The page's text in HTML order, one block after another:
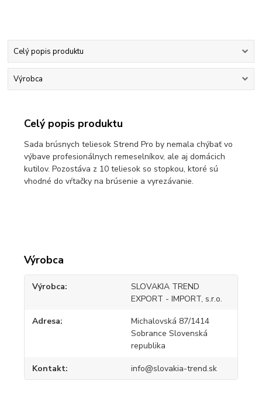
Celý popis produktu
Výrobca
Celý popis produktu
Sada brúsnych teliesok Strend Pro by nemala chýbať vo
výbave profesionálnych remeselníkov, ale aj domácich
kutilov. Pozostáva z 10 teliesok so stopkou, ktoré sú
vhodné do vŕtačky na brúsenie a vyrezávanie.
Výrobca
Výrobca
SLOVAKIA TREND
EXPORT - IMPORT, s.r.o.
Adresa
Michalovská 87/1414
Sobrance Slovenská
republika
Kontakt info@slovakia-trend.sk